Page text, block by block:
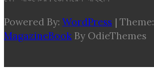
Powered By: WordPress | Theme:
MagazineBook By OdieThemes